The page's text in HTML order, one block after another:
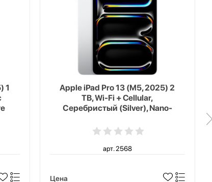
1
Apple iPad Pro 13 (M5, 2025) 2
TB, Wi-Fi + Cellular,
Серебристый (Silver), Nano-
арт. 2568
Цена